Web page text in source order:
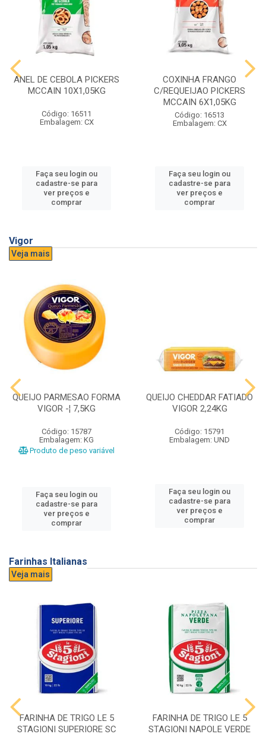
ANEL DE CEBOLA PICKERS
MCCAIN 10X1,05KG
Código: 16511
Embalagem: CX
Faça seu login ou
cadastre-se para
ver preços e
comprar
COXINHA FRANGO
C/REQUEIJAO PICKERS
MCCAIN 6X1,05KG
Código: 16513
Embalagem: CX
Faça seu login ou
cadastre-se para
ver preços e
comprar
Vigor
Veja mais
QUEIJO PARMESAO FORMA
VIGOR -¦ 7,5KG
Código: 15787
Embalagem: KG
Produto de peso variável
Faça seu login ou
cadastre-se para
ver preços e
comprar
QUEIJO CHEDDAR FATIADO
VIGOR 2,24KG
Código: 15791
Embalagem: UND
Faça seu login ou
cadastre-se para
ver preços e
comprar
Farinhas Italianas
Veja mais
FARINHA DE TRIGO LE 5
STAGIONI SUPERIORE SC
FARINHA DE TRIGO LE 5
STAGIONI NAPOLE VERDE